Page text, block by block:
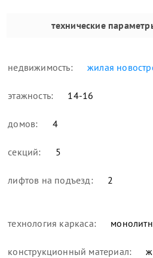
технические
недвижимость: жилая
этажность: 14-16
домов: 4
секций: 5
лифтов на подъезд: 2
технология каркаса:
конструкционный материал: